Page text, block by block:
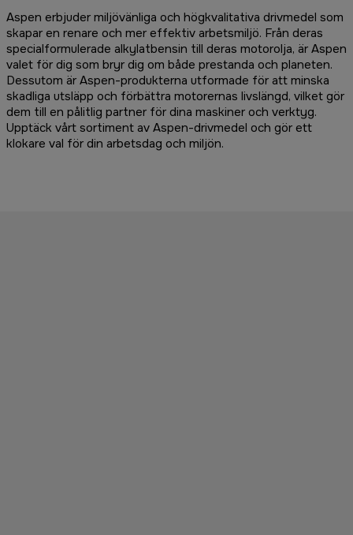
Aspen erbjuder miljövänliga och högkvalitativa drivmedel som
skapar en renare och mer effektiv arbetsmiljö. Från deras
specialformulerade alkylatbensin till deras motorolja, är Aspen
valet för dig som bryr dig om både prestanda och planeten.
Dessutom är Aspen-produkterna utformade för att minska
skadliga utsläpp och förbättra motorernas livslängd, vilket gör
dem till en pålitlig partner för dina maskiner och verktyg.
Upptäck vårt sortiment av Aspen-drivmedel och gör ett
klokare val för din arbetsdag och miljön.